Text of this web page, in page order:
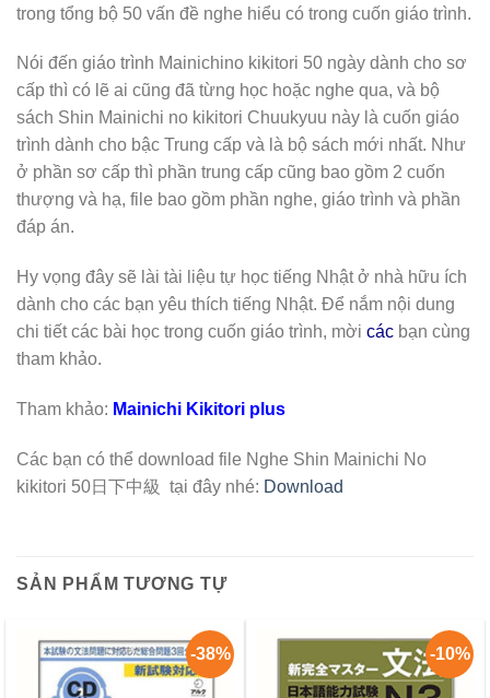
trong tổng bộ 50 vấn đề nghe hiểu có trong cuốn giáo trình.
Nói đến giáo trình Mainichino kikitori 50 ngày dành cho sơ
cấp thì có lẽ ai cũng đã từng học hoặc nghe qua, và bộ
sách Shin Mainichi no kikitori Chuukyuu này là cuốn giáo
trình dành cho bậc Trung cấp và là bộ sách mới nhất. Như
ở phần sơ cấp thì phần trung cấp cũng bao gồm 2 cuốn
thượng và hạ, file bao gồm phần nghe, giáo trình và phần
đáp án.
Hy vọng đây sẽ lài tài liệu tự học tiếng Nhật ở nhà hữu ích
dành cho các bạn yêu thích tiếng Nhật. Để nắm nội dung
chi tiết các bài học trong cuốn giáo trình, mời các bạn cùng
tham khảo.
Tham khảo: Mainichi Kikitori plus
Các bạn có thể download file Nghe Shin Mainichi No
kikitori 50日下中級 tại đây nhé: Download
SẢN PHẨM TƯƠNG TỰ
-38% -10%